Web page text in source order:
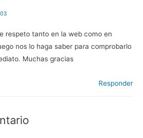
respeto tanto en la web como en
nos lo haga saber para comprobarlo
Muchas gracias
Responder